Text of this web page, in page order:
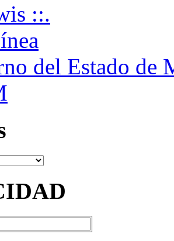
::.
del Estado de